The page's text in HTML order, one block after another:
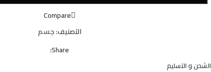
Compare
التصنيف:جسم
Share:
الشحن و التسليم